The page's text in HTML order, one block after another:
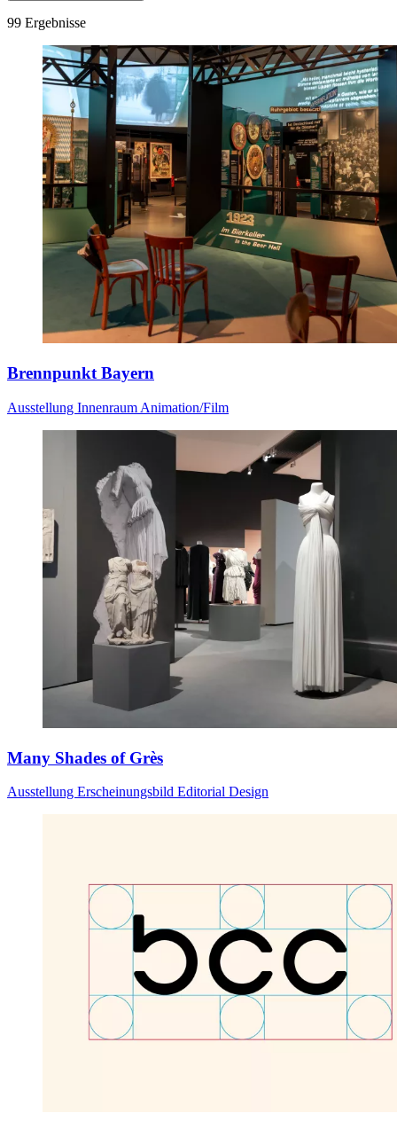
99 Ergebnisse
Brennpunkt Bayern
Ausstellung Innenraum Animation/Film
Many Shades of Grès
Ausstellung Erscheinungsbild Editorial Design